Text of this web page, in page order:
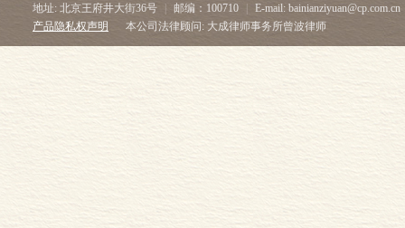
地址: 北京王府井大街36号
邮编：100710
E-mail: bainianziyuan@cp.com.cn
产品隐私权声明
本公司法律顾问: 大成律师事务所曾波律师